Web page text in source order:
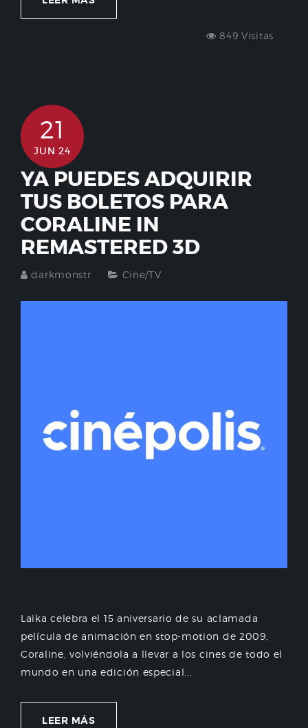
849 Visitas
21
JUN 24
YA PUEDES ADQUIRIR
TUS BOLETOS PARA
CORALINE IN
REMASTERED 3D
darkmonstr Cine/TV
Laika celebra el 15 aniversario de su aclamada
película de animación en stop-motion de 2009,
Coraline, volviéndola a llevar a los cines de todo el
mundo en una edición especial...
LEER MÁS